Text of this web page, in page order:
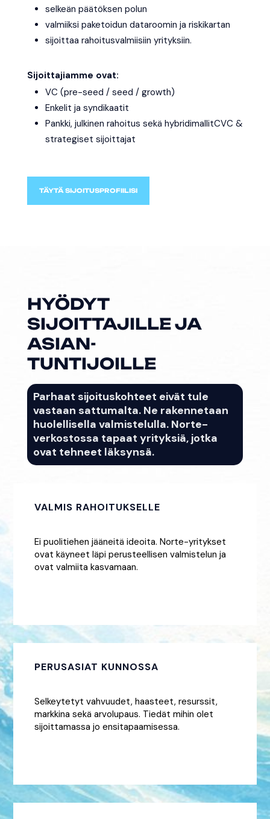
selkeän päätöksen polun
valmiiksi paketoidun dataroomin ja riskikartan
sijoittaa rahoitusvalmiisiin yrityksiin.
Sijoittajiamme ovat:
VC (pre-seed / seed / growth)
Enkelit ja syndikaatit
Pankki, julkinen rahoitus sekä hybridimallitCVC &
strategiset sijoittajat
TÄYTÄ SIJOITUSPROFIILISI
HYÖDYT
SIJOITTAJILLE JA
ASIAN-
TUNTIJOILLE
Parhaat sijoituskohteet eivät tule
vastaan sattumalta. Ne rakennetaan
huolellisella valmistelulla. Norte-
verkostossa tapaat yrityksiä, jotka
ovat tehneet läksynsä.
VALMIS RAHOITUKSELLE
Ei puolitiehen jääneitä ideoita. Norte-yritykset
ovat käyneet läpi perusteellisen valmistelun ja
ovat valmiita kasvamaan.
PERUSASIAT KUNNOSSA
Selkeytetyt vahvuudet, haasteet, resurssit,
markkina sekä arvolupaus. Tiedät mihin olet
sijoittamassa jo ensitapaamisessa.